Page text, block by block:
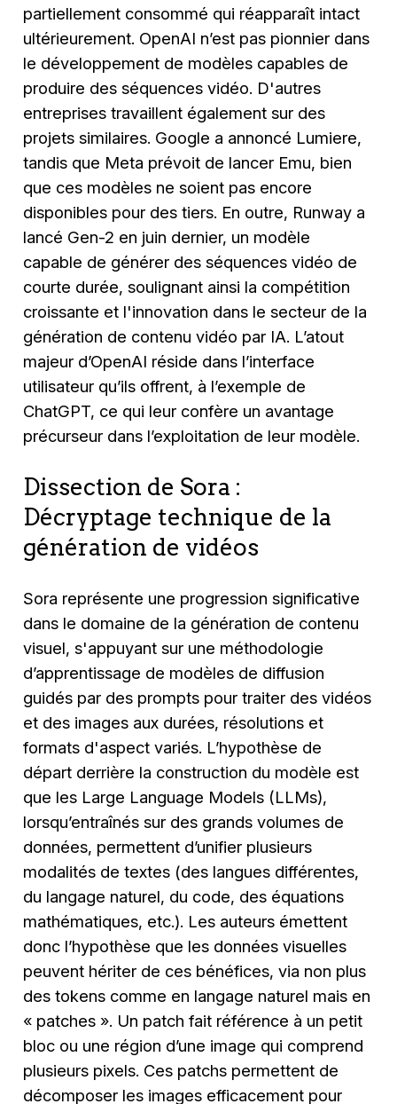
partiellement consommé qui réapparaît intact
ultérieurement. OpenAI n’est pas pionnier dans
le développement de modèles capables de
produire des séquences vidéo. D'autres
entreprises travaillent également sur des
projets similaires. Google a annoncé Lumiere,
tandis que Meta prévoit de lancer Emu, bien
que ces modèles ne soient pas encore
disponibles pour des tiers. En outre, Runway a
lancé Gen-2 en juin dernier, un modèle
capable de générer des séquences vidéo de
courte durée, soulignant ainsi la compétition
croissante et l'innovation dans le secteur de la
génération de contenu vidéo par IA. L’atout
majeur d’OpenAI réside dans l’interface
utilisateur qu’ils offrent, à l’exemple de
ChatGPT, ce qui leur confère un avantage
précurseur dans l’exploitation de leur modèle.
Dissection de Sora :
Décryptage technique de la
génération de vidéos
Sora représente une progression significative
dans le domaine de la génération de contenu
visuel, s'appuyant sur une méthodologie
d’apprentissage de modèles de diffusion
guidés par des prompts pour traiter des vidéos
et des images aux durées, résolutions et
formats d'aspect variés. L’hypothèse de
départ derrière la construction du modèle est
que les Large Language Models (LLMs),
lorsqu’entraînés sur des grands volumes de
données, permettent d’unifier plusieurs
modalités de textes (des langues différentes,
du langage naturel, du code, des équations
mathématiques, etc.). Les auteurs émettent
donc l’hypothèse que les données visuelles
peuvent hériter de ces bénéfices, via non plus
des tokens comme en langage naturel mais en
« patches ». Un patch fait référence à un petit
bloc ou une région d’une image qui comprend
plusieurs pixels. Ces patchs permettent de
décomposer les images efficacement pour